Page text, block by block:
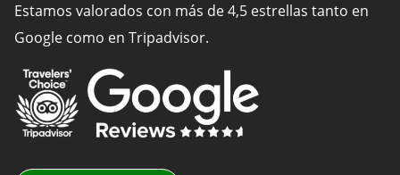
Estamos valorados con más de 4,5 estrellas tanto en
Google como en Tripadvisor.